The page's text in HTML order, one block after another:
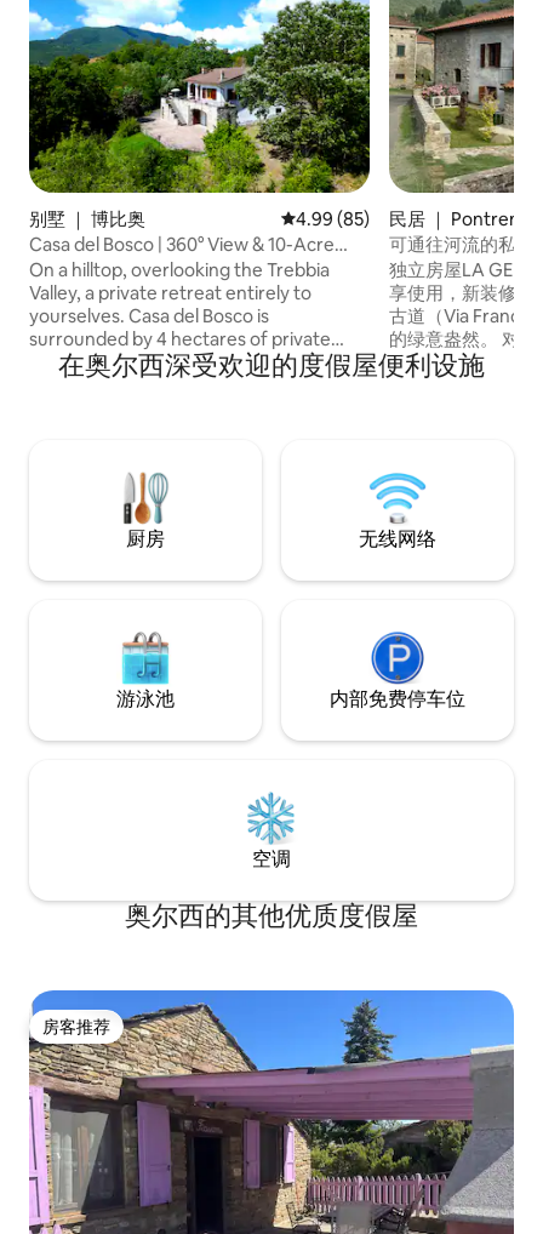
别墅 ｜ 博比奥 平均评分 4.99 分（满分 5 分）
4.99 (85)
Casa del Bosco | 360° View & 10-Acre
Park
On a hilltop, overlooking the Trebbia
Valley, a private retreat entirely to
yourselves. Casa del Bosco is
surrounded by 4 hectares of private
land, with woods and centuries-old
trees, and features a panoramic terrace
and birdsong. The perfect place to slow
down, reconnect with silence, or work
remotely immersed in nature.
民居 ｜
可通往河流的私人
独立房屋LA
享使用，新装修，
古道（Via
的绿意盎然。 对
大自然的人来说，
以从花园进入河流
在奥尔西深受欢迎的度假屋便利设施
厨房 无线网络
游泳池 内部免费停车位
空调
奥尔西的其他优质度假屋
房客推荐
房客推荐